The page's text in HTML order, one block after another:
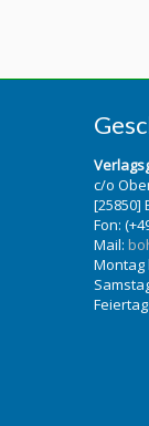
c/o
[25850]
Fon:
Mail:
Montag